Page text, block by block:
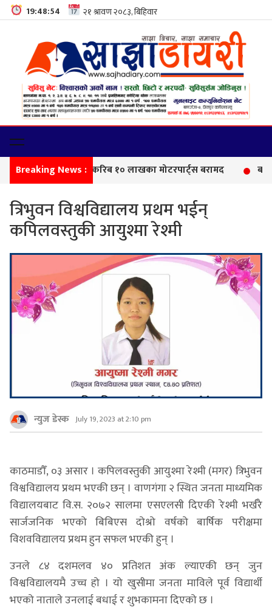
19:48:55
Breaking News :
त्रिभुवन विश्वविद्यालय प्रथम भईन्
कपिलवस्तुकी आयुश्मा रेश्मी
न्युज डेस्क July 19, 2023 at 2:10 pm
काठमाडौँ, ०३ असार । कपिलवस्तुकी आयुश्मा रेश्मी (मगर) त्रिभुवन
विश्वविद्यालय प्रथम भएकी छन् । वाणगंगा २ स्थित जनता माध्यमिक
विद्यालयबाट वि.स. २०७२ सालमा एसएलसी दिएकी रेश्मी भर्खरै
सार्जजनिक भएको बिबिएस दोश्रो वर्षको बार्षिक परीक्षमा
विशवविद्यालय प्रथम हुन सफल भएकी हुन् ।
उनले ८४ दशमलव ४० प्रतिशत अंक ल्याएकी छन् जुन
विश्वविद्यालयमै उच्च हो । यो खुसीमा जनता माविले पूर्व विद्यार्थी
भएको नाताले उनलाई बधाई र शुभकामना दिएको छ ।